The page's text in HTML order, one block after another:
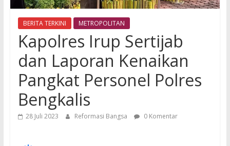
BERITA TERKINI METROPOLITAN
Kapolres Irup Sertijab
dan Laporan Kenaikan
Pangkat Personel Polres
Bengkalis
28 Juli 2023 Reformasi Bangsa 0 Komentar